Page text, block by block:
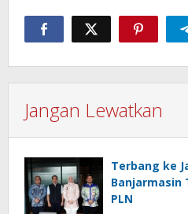
Jangan Lewatkan
Terbang ke
Banjarmasin
PLN